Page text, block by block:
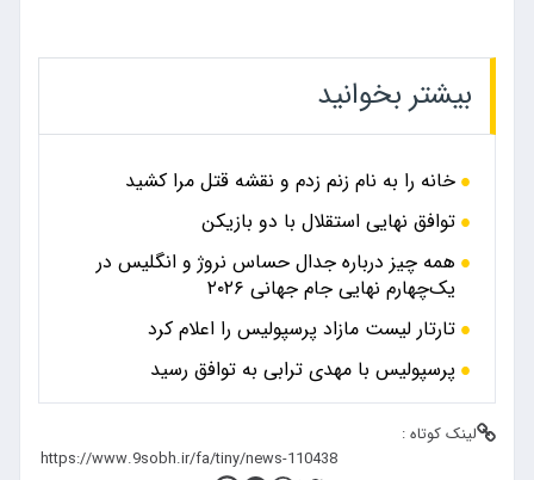
بیشتر بخوانید
خانه را به نام زنم زدم و نقشه قتل مرا کشید
توافق نهایی استقلال با دو بازیکن
همه چیز درباره جدال حساس نروژ و انگلیس در
یک‌چهارم نهایی جام جهانی ۲۰۲۶
تارتار لیست مازاد پرسپولیس را اعلام کرد
پرسپولیس با مهدی ترابی به توافق رسید
لینک کوتاه :